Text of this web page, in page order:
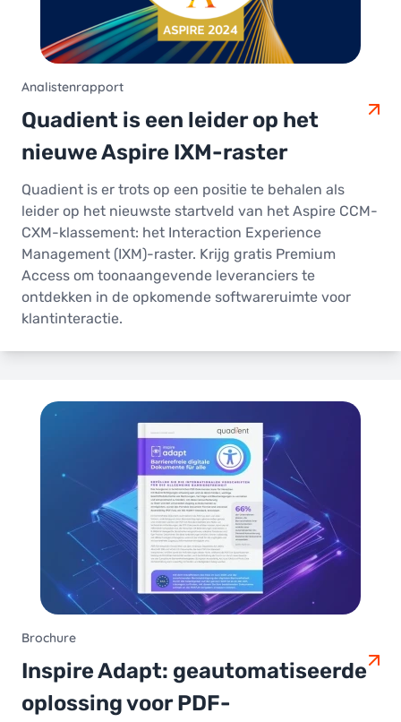
Analistenrapport
Quadient is een leider op het
nieuwe Aspire IXM-raster
Quadient is er trots op een positie te behalen als
leider op het nieuwste startveld van het Aspire CCM-
CXM-klassement: het Interaction Experience
Management (IXM)-raster. Krijg gratis Premium
Access om toonaangevende leveranciers te
ontdekken in de opkomende softwareruimte voor
klantinteractie.
Brochure
Inspire Adapt: geautomatiseerde
oplossing voor PDF-